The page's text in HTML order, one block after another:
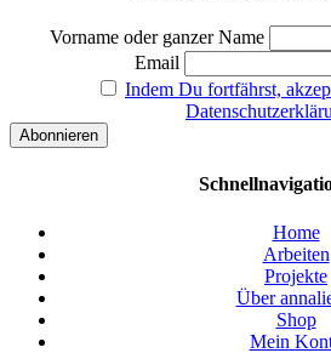
Vorname oder ganzer Name
Email
Indem Du fortfährst,
Home
Arbeiten
Projekte
Über
Shop
Mein